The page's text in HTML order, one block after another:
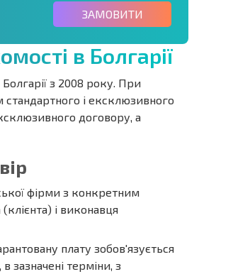
ЗАМОВИТИ
омості в Болгарії
з 2008 року. При
і ексклюзивного
договору, а
фірми з конкретним
і виконавця
плату зобов'язується
зазначені терміни, з